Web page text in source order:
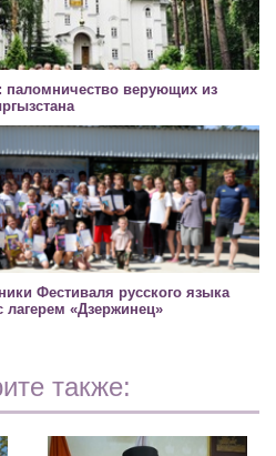
паломничество верующих из
Фестиваля русского языка
«Дзержинец»
также: